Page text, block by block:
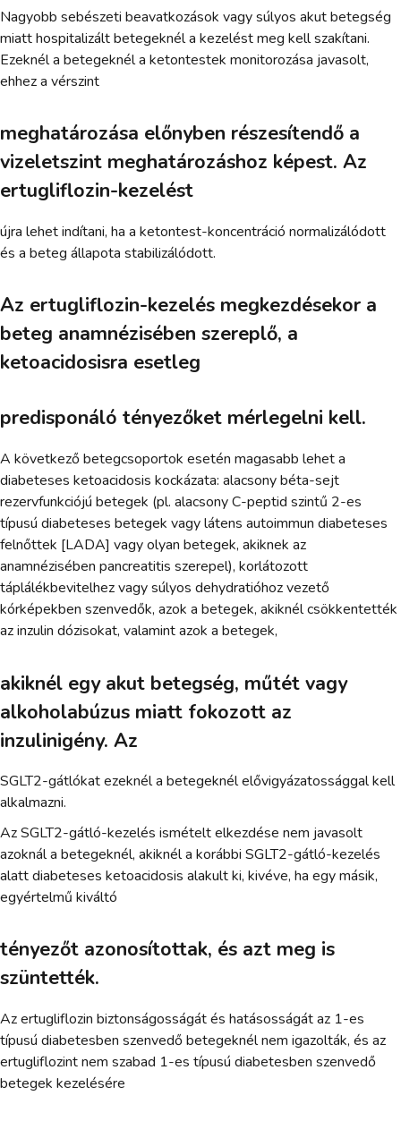
Nagyobb sebészeti beavatkozások vagy súlyos akut betegség
miatt hospitalizált betegeknél a kezelést meg kell szakítani.
Ezeknél a betegeknél a ketontestek monitorozása javasolt,
ehhez a vérszint
meghatározása előnyben részesítendő a
vizeletszint meghatározáshoz képest. Az
ertugliflozin-kezelést
újra lehet indítani, ha a ketontest-koncentráció normalizálódott
és a beteg állapota stabilizálódott.
Az ertugliflozin-kezelés megkezdésekor a
beteg anamnézisében szereplő, a
ketoacidosisra esetleg
predisponáló tényezőket mérlegelni kell.
A következő betegcsoportok esetén magasabb lehet a
diabeteses ketoacidosis kockázata: alacsony béta-sejt
rezervfunkciójú betegek (pl. alacsony C-peptid szintű 2-es
típusú diabeteses betegek vagy látens autoimmun diabeteses
felnőttek [LADA] vagy olyan betegek, akiknek az
anamnézisében pancreatitis szerepel), korlátozott
táplálékbevitelhez vagy súlyos dehydratióhoz vezető
kórképekben szenvedők, azok a betegek, akiknél csökkentették
az inzulin dózisokat, valamint azok a betegek,
akiknél egy akut betegség, műtét vagy
alkoholabúzus miatt fokozott az
inzulinigény. Az
SGLT2-gátlókat ezeknél a betegeknél elővigyázatossággal kell
alkalmazni.
Az SGLT2-gátló-kezelés ismételt elkezdése nem javasolt
azoknál a betegeknél, akiknél a korábbi SGLT2-gátló-kezelés
alatt diabeteses ketoacidosis alakult ki, kivéve, ha egy másik,
egyértelmű kiváltó
tényezőt azonosítottak, és azt meg is
szüntették.
Az ertugliflozin biztonságosságát és hatásosságát az 1-es
típusú diabetesben szenvedő betegeknél nem igazolták, és az
ertugliflozint nem szabad 1-es típusú diabetesben szenvedő
betegek kezelésére